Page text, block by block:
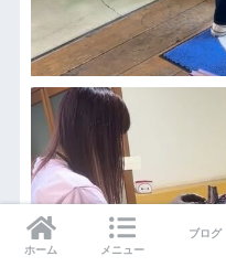
ホーム メニュー
ブログ